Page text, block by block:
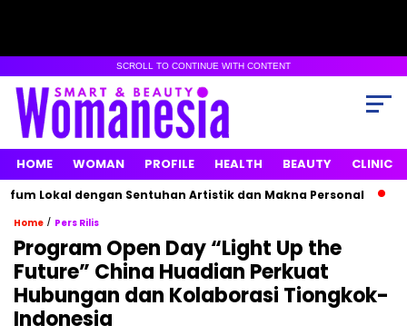
SCROLL TO CONTINUE WITH CONTENT
HOME WOMAN PROFILE HEALTH BEAUTY CLINIC
Lokal dengan Sentuhan Artistik dan Makna Personal
Home / Pers Rilis
Program Open Day “Light Up the
Future” China Huadian Perkuat
Hubungan dan Kolaborasi Tiongkok-
Indonesia